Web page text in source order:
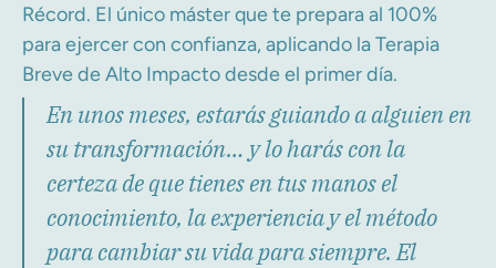
Récord. El único máster que te prepara al 100%
para ejercer con confianza, aplicando la Terapia
Breve de Alto Impacto desde el primer día.
En unos meses, estarás guiando a alguien en
su transformación… y lo harás con la
certeza de que tienes en tus manos el
conocimiento, la experiencia y el método
para cambiar su vida para siempre. El